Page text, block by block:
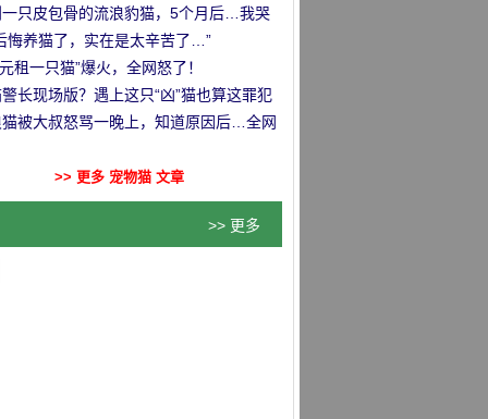
只皮包骨的流浪豹猫，5个月后…我哭
悔养猫了，实在是太辛苦了…”
租一只猫”爆火，全网怒了！
警长现场版？遇上这只“凶”猫也算这罪犯
！
被大叔怒骂一晚上，知道原因后…全网
！
>> 更多 宠物猫 文章
>> 更多